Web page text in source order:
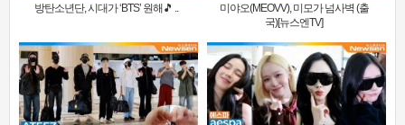
방탄소년단, 시대가 ‘BTS’ 원해🎵 ..
미야오(MEOVV), 미모가 넘사벽 (출
국)[뉴스엔TV]